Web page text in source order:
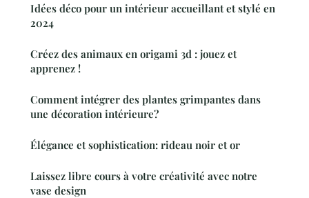
Idées déco pour un intérieur accueillant et stylé en
2024
Créez des animaux en origami 3d : jouez et
apprenez !
Comment intégrer des plantes grimpantes dans
une décoration intérieure?
Élégance et sophistication: rideau noir et or
Laissez libre cours à votre créativité avec notre
vase design